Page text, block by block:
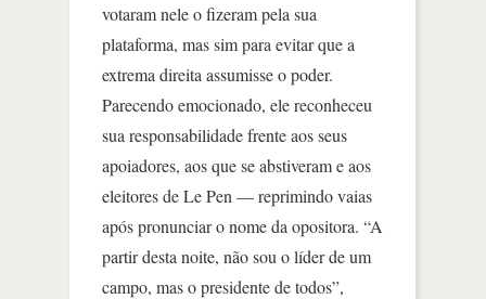
votaram nele o fizeram pela sua
plataforma, mas sim para evitar que a
extrema direita assumisse o poder.
Parecendo emocionado, ele reconheceu
sua responsabilidade frente aos seus
apoiadores, aos que se abstiveram e aos
eleitores de Le Pen — reprimindo vaias
após pronunciar o nome da opositora. “A
partir desta noite, não sou o líder de um
campo, mas o presidente de todos”,